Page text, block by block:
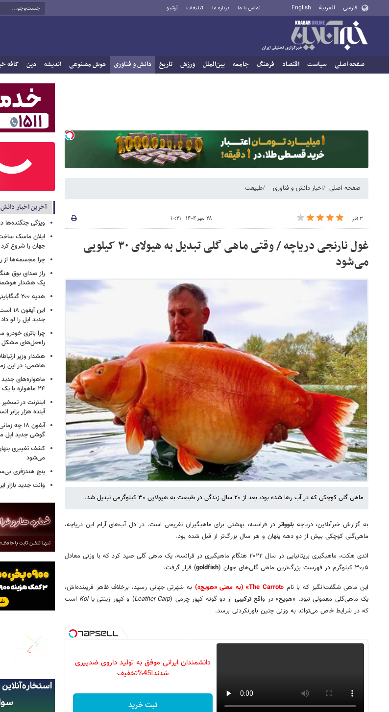
فارسی العربية English تماس با ما درباره ما تبلیغات آرشیو
صفحه اصلی سیاست اقتصاد فرهنگ جامعه بین‌الملل ورزش تاریخ دانش و فناوری هوش مصنوعی اندیشه دین کافه
صفحه اصلی اخبار دانش و فناوری طبیعت
۳ نفر ۲۸ مهر ۱۴۰۴ - ۱۰:۲۱
غول نارنجی دریاچه / وقتی ماهی گلی تبدیل به هیولای ۳۰ کیلویی
می‌شود
ماهی گلی کوچکی که در آب رها شده بود، بعد از ۲۰ سال زندگی در طبیعت به هیولایی ۳۰ کیلوگرمی تبدیل شد.
به گزارش خبرآنلاین، دریاچهبلوواتر در فرانسه، بهشتی برای ماهیگیران تفریحی است. در دل آب‌های آرام این دریاچه،
ماهی‌گلی کوچکی بیش از دو دهه پنهان‌ و هر سال بزرگ‌تر از قبل شده بود.
اندی هکت، ماهیگیری بریتانیایی در سال ۲۰۲۲ هنگام ماهیگیری در فرانسه، یک ماهی گلی صید کرد که با وزنی معادل
۳۰٫۵ کیلوگرم در فهرست بزرگ‌ترین ماهی‌ گلی‌های جهان (
goldfish) قرار گرفت.
این ماهی شگفت‌انگیز که با نام «The Carrot» (به معنی «هویج»)
به شهرتی جهانی رسید، برخلاف ظاهر فریبنده‌اش،
یک ماهی‌گلی معمولی نبود. «هویج» در واقعترکیبی از دو گونه کپور چرمی (Leather Carp) و کپور زینتی یاKoi است
که در شرایط خاص می‌تواند به وزنی چنین باورنکردنی برسد.
دانشمندان ایرانی موفق به تولید داروی ضدپیری
شدند!45%تخفیف
ثبت خرید
آخرین اخبار
ویژگی
ایلان ماسک
جهان را شروع کرد
چرا مجسمه‌ها از
راز صدای بوق
یک هشدار
هدیه ۲۰۰ گیگابایتی دولت برای خبرنگاران ایرانسلی
جدید اپل را لو
چرا باتری
راه‌حل‌های مشکل
هشدار وزیر
هاشمی: در این
ماهواره‌های
۲۴ ماهواره با یک موشک
آینده هزار برابر
آیفون ۱۸
گوشی جدید اپل
می‌شود
پنج هندزفری بی‌سیم
وانت جدید بازار